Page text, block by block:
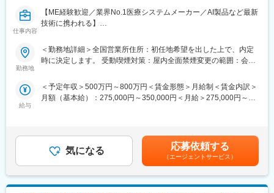
仕事内容
【ME経験歓迎／業界No.1医療システムメーカー／AI製品など最新
技術に携われる】
までのご経験を、医療機器の設置・保守に活かせます。PACS（医
療用画像管理システム）やCT・MRIなどの高度な機器を扱い、病
院の診断を支える重要な仕事です。最新のAI技術やネットワーク
■PACSとは
レントゲン、CT、MRIなどで撮影したデジタルデータを保存・管
■業務概要
医療機器、医療画像処理機器、医療画像ネットワークシステムの
設置および医療機関への保守サポートを担当する業務です。主に
医用画像処理機器、医用画像ネットワークシステムの設置、立ち
勤務地
＜勤務地詳細＞全国営業所住所：初任地希望を出した上で、内定
時に決定します。 受動喫煙対策：屋内全面禁煙変更の範囲：会社
給与
＜予定年収＞500万円～800万円＜賃金形態＞月給制＜賃金内訳＞
月額（基本給）：275,000円～350,000円＜月給＞275,000円～
歳/750万円(入社8年・経験11年、手当含)：月給37万円賃金はあく
までも目安の金額であり、選考を通じて上下する可能性がありま
す。月給(月額)は固定手当を含めた表記です。
気になる 応募依頼する
（エージェントサービス）